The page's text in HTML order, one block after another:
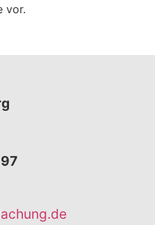
vor.